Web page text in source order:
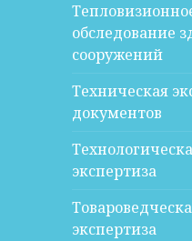
обследование
сооружений
Техническая
документов
экспертиза
экспертиза